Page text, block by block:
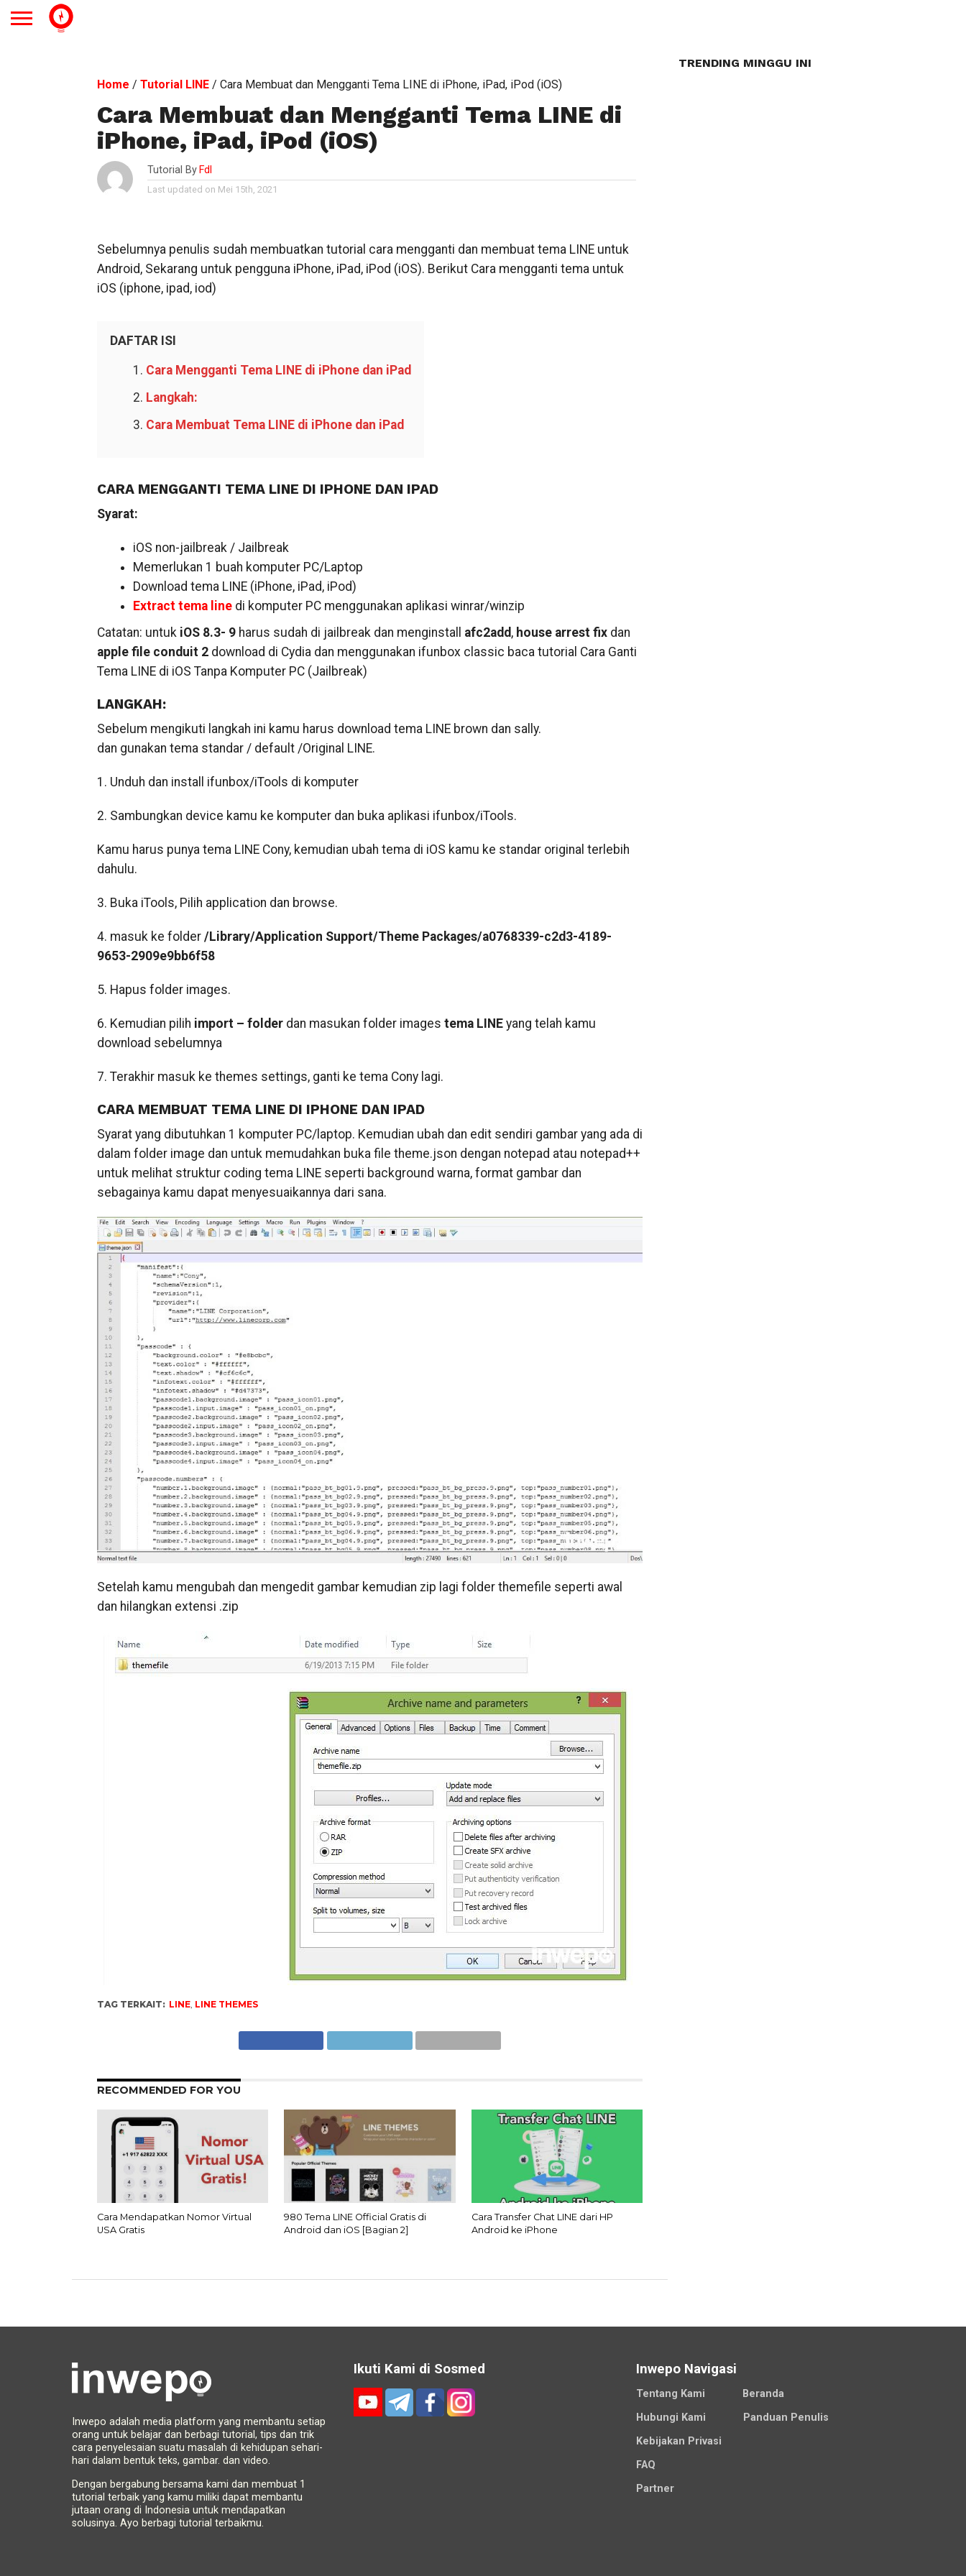
Home / Tutorial LINE/ Cara Membuat dan Mengganti Tema LINE di iPhone, iPad, iPod (iOS)
Cara Membuat dan Mengganti Tema LINE di
iPhone, iPad, iPod (iOS)
Tutorial By Fdl
Last updated on Mei 15th, 2021
Sebelumnya penulis sudah membuatkan tutorial cara mengganti dan membuat tema LINE untuk
Android, Sekarang untuk pengguna iPhone, iPad, iPod (iOS). Berikut Cara mengganti tema untuk
iOS (iphone, ipad, iod)
DAFTAR ISI
Cara Mengganti Tema LINE di iPhone dan iPad
Langkah:
Cara Membuat Tema LINE di iPhone dan iPad
CARA MENGGANTI TEMA LINE DI IPHONE DAN IPAD
Syarat:
iOS non-jailbreak / Jailbreak
Memerlukan 1 buah komputer PC/Laptop
Download tema LINE (iPhone, iPad, iPod)
Extract tema linedi komputer PC menggunakan aplikasi winrar/winzip
Catatan: untuk iOS 8.3- 9harus sudah di jailbreak dan menginstall afc2add, house arrest fixdan
apple file conduit 2download di Cydia dan menggunakan ifunbox classic baca tutorial Cara Ganti
Tema LINE di iOS Tanpa Komputer PC (Jailbreak)
LANGKAH:
Sebelum mengikuti langkah ini kamu harus download tema LINE brown dan sally.
dan gunakan tema standar / default /Original LINE.
1. Unduh dan install ifunbox/iTools di komputer
2. Sambungkan device kamu ke komputer dan buka aplikasi ifunbox/iTools.
Kamu harus punya tema LINE Cony, kemudian ubah tema di iOS kamu ke standar original terlebih
dahulu.
3. Buka iTools, Pilih application dan browse.
4. masuk ke folder /Library/Application Support/Theme Packages/a0768339-c2d3-4189-
9653-2909e9bb6f58
5. Hapus folder images.
6. Kemudian pilih import – folder dan masukan folder images tema LINEyang telah kamu
download sebelumnya
7. Terakhir masuk ke themes settings, ganti ke tema Cony lagi.
CARA MEMBUAT TEMA LINE DI IPHONE DAN IPAD
Syarat yang dibutuhkan 1 komputer PC/laptop. Kemudian ubah dan edit sendiri gambar yang ada di
dalam folder image dan untuk memudahkan buka file theme.json dengan notepad atau notepad++
untuk melihat struktur coding tema LINE seperti background warna, format gambar dan
sebagainya kamu dapat menyesuaikannya dari sana.
Setelah kamu mengubah dan mengedit gambar kemudian zip lagi folder themefile seperti awal
dan hilangkan extensi .zip
TAG TERKAIT: LINE, LINE THEMES
RECOMMENDED FOR YOU
Cara Mendapatkan Nomor Virtual
USA Gratis
980 Tema LINE Official Gratis di
Android dan iOS [Bagian 2]
Cara Transfer Chat LINE dari HP
Android ke iPhone
TRENDING MINGGU INI
Inwepo adalah media platform yang membantu setiap
orang untuk belajar dan berbagi tutorial, tips dan trik
cara penyelesaian suatu masalah di kehidupan sehari-
hari dalam bentuk teks, gambar. dan video.
Dengan bergabung bersama kami dan membuat 1
tutorial terbaik yang kamu miliki dapat membantu
jutaan orang di Indonesia untuk mendapatkan
solusinya. Ayo berbagi tutorial terbaikmu.
Ikuti Kami di Sosmed Inwepo Navigasi
Tentang Kami
Beranda
Hubungi Kami
Panduan Penulis
Kebijakan Privasi
FAQ
Partner